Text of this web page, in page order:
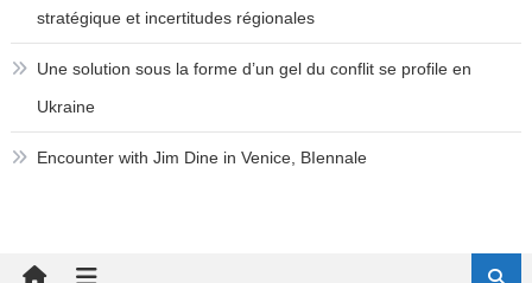
stratégique et incertitudes régionales
Une solution sous la forme d’un gel du conflit se profile en
Ukraine
Encounter with Jim Dine in Venice, BIennale